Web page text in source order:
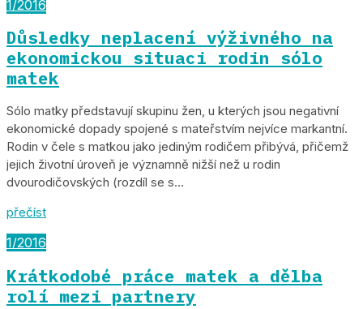
1/2016
Důsledky neplacení výživného na
ekonomickou situaci rodin sólo
matek
Sólo matky představují skupinu žen, u kterých jsou negativní
ekonomické dopady spojené s mateřstvím nejvíce markantní.
Rodin v čele s matkou jako jediným rodičem přibývá, přičemž
jejich životní úroveň je významně nižší než u rodin
dvourodičovských (rozdíl se s...
přečíst
1/2016
Krátkodobé práce matek a dělba
rolí mezi partnery